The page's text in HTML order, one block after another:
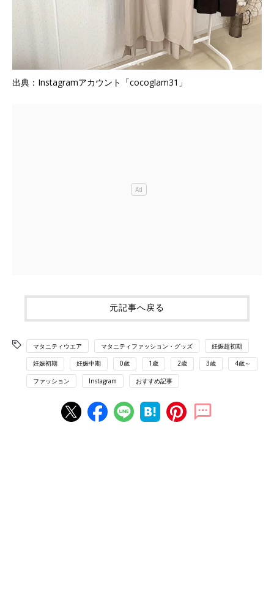
出典：Instagramアカウント「cocoglam31」
元記事へ戻る
マタニティウエア マタニティファッション・グッズ 妊娠超初期
妊娠初期 妊娠中期 0歳 1歳 2歳 3歳 4歳～
ファッション Instagram おすすめ記事